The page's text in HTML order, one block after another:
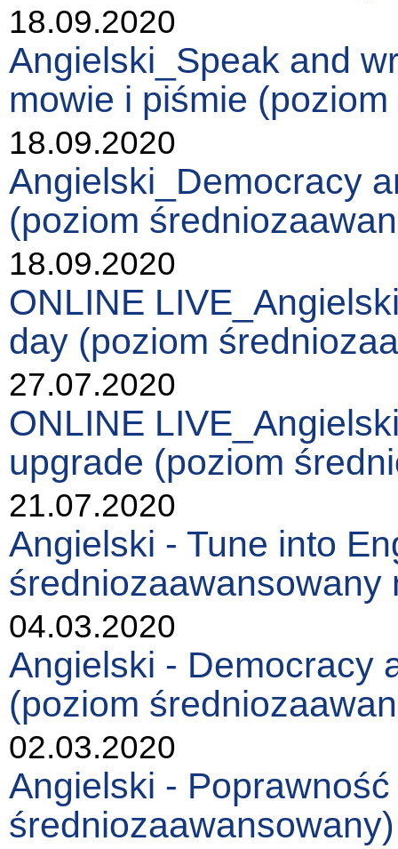
18.09.2020
Angielski_Speak and
mowie i piśmie
18.09.2020
Angielski_Democracy
(poziom
18.09.2020
ONLINE
day (poziom
27.07.2020
ONLINE
upgrade (poziom
21.07.2020
Angielski - Tune into
średniozaawansowany
04.03.2020
Angielski - Democracy
(poziom
02.03.2020
Angielski -